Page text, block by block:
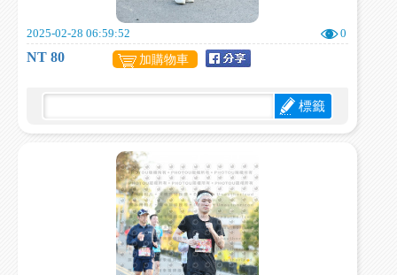
2025-02-28 06:59:52 0
NT 80 加購物車
標籤